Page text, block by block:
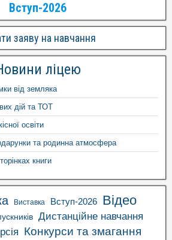
Вступ-2026
заяву на навчання
ліцею
від земляка
дій та ТОТ
освіти
та родинна атмосфера
книги
Виставка Вступ-2026 Відео
Дистанційне навчання
Конкурси та змагання